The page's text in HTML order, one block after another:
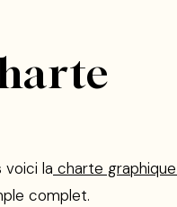
voici la charte
complet.